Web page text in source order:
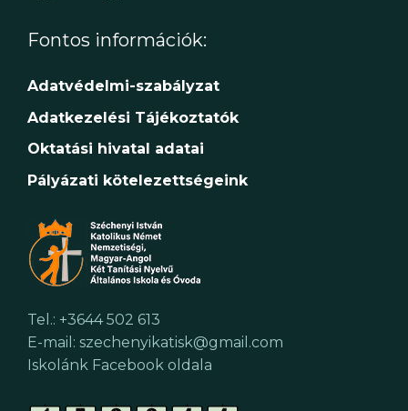
Fontos információk:
Adatvédelmi-szabályzat
Adatkezelési Tájékoztatók
Oktatási hivatal adatai
Pályázati kötelezettségeink
Tel.: +3644 502 613
E-mail: szechenyikatisk@gmail.com
Iskolánk Facebook oldala